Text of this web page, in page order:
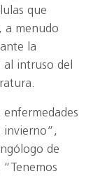
que
a menudo
la
intruso del
enfermedades
invierno”,
de